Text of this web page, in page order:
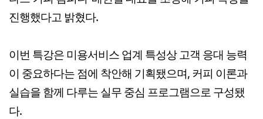
진행했다고 밝혔다.
이번 특강은 미용서비스 업계 특성상 고객 응대 능력
이 중요하다는 점에 착안해 기획됐으며, 커피 이론과
실습을 함께 다루는 실무 중심 프로그램으로 구성됐
다.